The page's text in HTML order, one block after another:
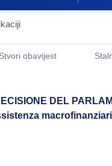
Portlet
Stvori obavijest
DEL